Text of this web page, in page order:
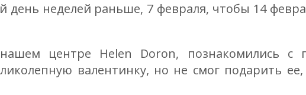
неделей раньше, 7 февраля, чтобы 14
центре Helen Doron, познакомились с
валентинку, но не смог подарить